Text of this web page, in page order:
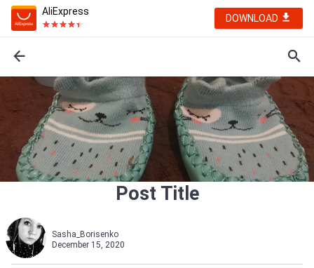
AliExpress
DOWNLOAD
Post Title
Sasha_Borisenko
December 15, 2020